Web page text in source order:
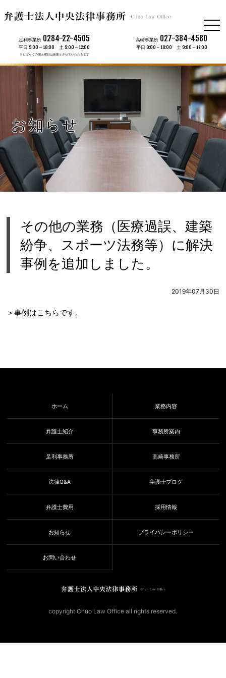
高崎事業所 027-384-4580
平日 9:00～18:00 土 9:00～12:00
足利事業所 0284-22-4505
平日 9:00～18:00 土 9:00～12:00
※しばらくの間土曜日は休業とさせていただきます
お知らせ
その他の業務（医療過誤、建築
紛争、スポーツ法務等）に解決
事例を追加しました。
2019年07月30日
＞事例はこちらです。
ホーム 業務内容
弁護士紹介 事務所案内
足利事務所 高崎事務所
法律Q&A 弁護士ブログ
弁護士費用 採用情報
お知らせ プライバシーポリシー
お問い合わせ
copyright Chuo Law Office all rights reserved.